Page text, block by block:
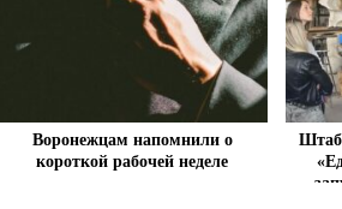
Воронежцам напомнили о
короткой рабочей неделе
Штаб